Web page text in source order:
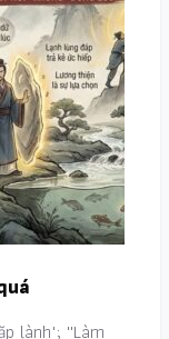
lành"; ''Làm